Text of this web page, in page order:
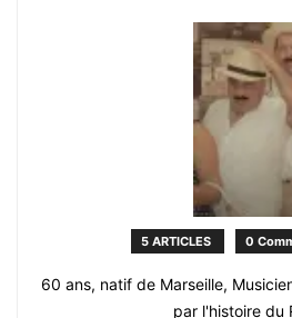
5 ARTICLES 0
60 ans, natif de Marseille,
par l'histoire du